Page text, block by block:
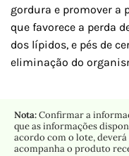
gordura e promover a
que favorece a perda
dos lípidos, e pés de
eliminação do
Nota:Confirmar a
que as informações
acordo com o lote,
acompanha o produto